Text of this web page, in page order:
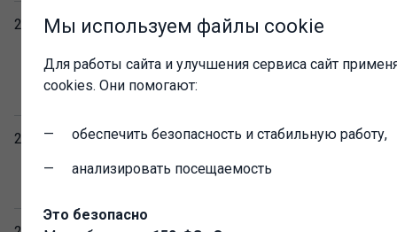
2900001729826
1С:Зарплата и кадры
учреждения 8 ПРОФ.
2900001871433
1С:Свод отчетов 8
поставка
Мы используем файлы cookie
Для работы сайта и улучшения сервиса сайт
cookies. Они помогают:
обеспечить безопасность и стабильную работу,
анализировать посещаемость
Это безопасно